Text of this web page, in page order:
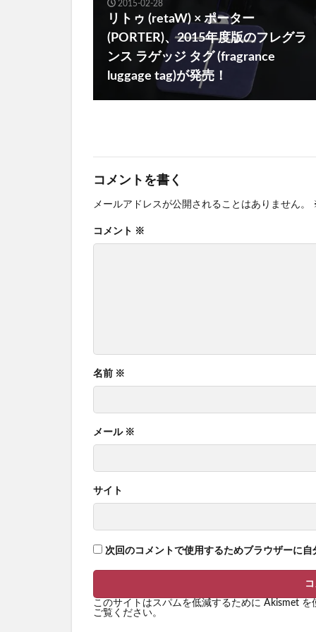
2015-02-28
リトゥ (retaW) × ポーター
(PORTER)、2015年度版のフレグラ
ンス ラゲッジ タグ (fragrance
luggage tag)が発売！
コメントを書く
メールアドレスが公開されることはありません。
コメント ※
名前 ※
メール ※
サイト
次回のコメントで使用するためブラウザーに
このサイトはスパムを低減するために Akismet を
ご覧ください。